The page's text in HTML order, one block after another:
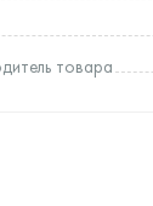
товара